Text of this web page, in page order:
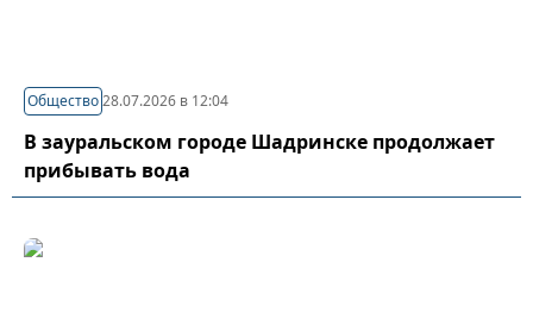
Общество28.07.2026 в 12:04
В зауральском городе Шадринске продолжает
прибывать вода